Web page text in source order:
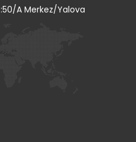
A Merkez/Yalova